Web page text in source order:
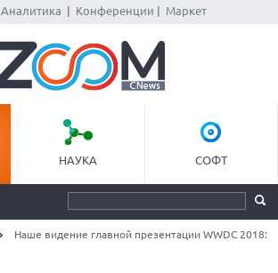
Аналитика Конференции Маркет
НАУКА СОФТ
Наше видение главной презентации WWDC 2018: